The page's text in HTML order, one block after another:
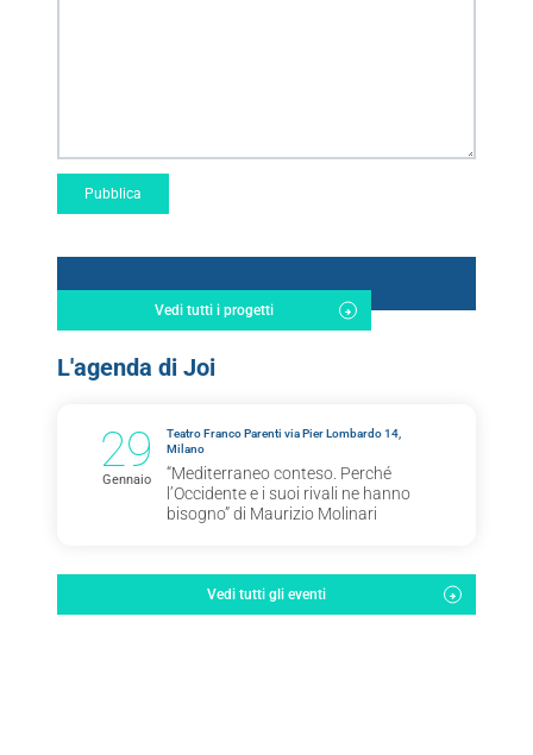
Vedi tutti i progetti
L'agenda di Joi
29
Gennaio
Teatro Franco Parenti via Pier Lombardo 14,
Milano
“Mediterraneo conteso. Perché
l’Occidente e i suoi rivali ne hanno
bisogno” di Maurizio Molinari
Vedi tutti gli eventi